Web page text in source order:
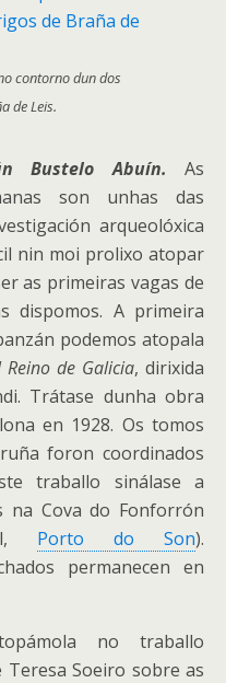
contorno dun dos
de Leis.
Bustelo Abuín. As
son unhas das
arqueolóxica
nin moi prolixo atopar
as primeiras vagas de
dispomos. A primeira
podemos atopala
de Galicia, dirixida
Trátase dunha obra
en 1928. Os tomos
foron coordinados
traballo sinálase a
na Cova do Fonforrón
Porto do Son).
permanecen en
no traballo
Soeiro sobre as